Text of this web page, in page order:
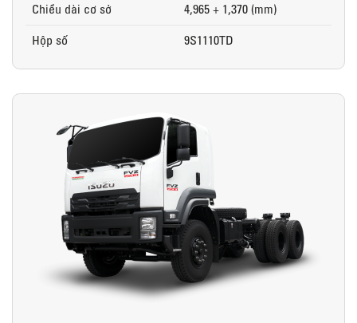
Chiều dài cơ sở
4,965 + 1,370 (mm)
Hộp số
9S1110TD